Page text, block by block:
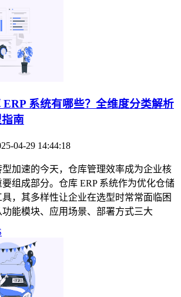
ERP 系统有哪些？全维度分类解析
南
04-29 14:44:18
加速的今天，仓库管理效率成为企业核
组成部分。仓库 ERP 系统作为优化仓储
，其多样性让企业在选型时常常面临困
能模块、应用场景、部署方式三大